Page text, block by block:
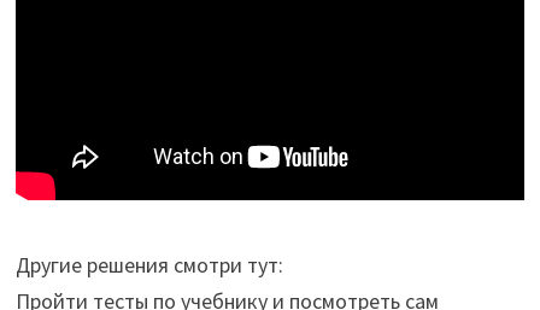
Другие решения смотри тут:
Пройти тесты по учебнику и посмотреть сам